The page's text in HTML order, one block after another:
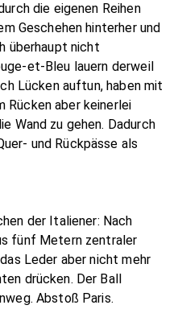
die eigenen Reihen
Geschehen hinterher und
überhaupt nicht
et-Bleu lauern derweil
Lücken auftun, haben mit
Rücken aber keinerlei
Wand zu gehen. Dadurch
und Rückpässe als
der Italiener: Nach
fünf Metern zentraler
Leder aber nicht mehr
drücken. Der Ball
Abstoß Paris.